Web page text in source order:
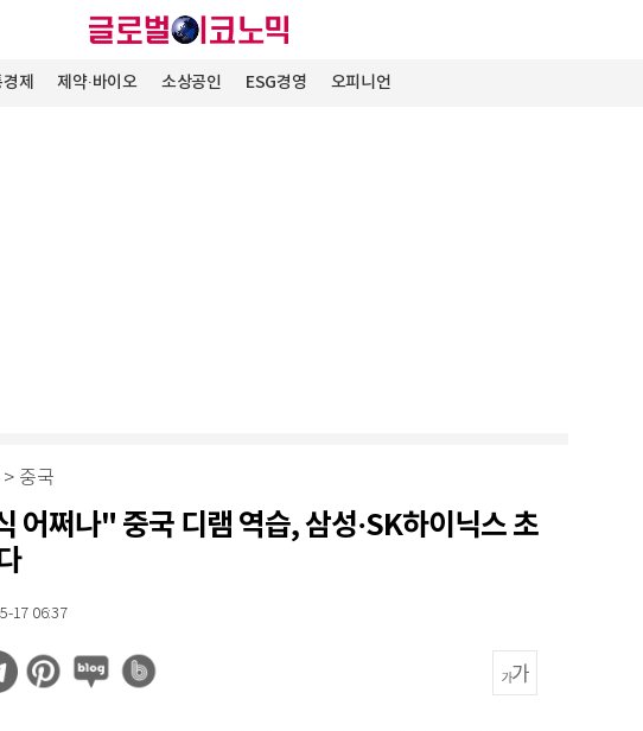
제 제약∙바이오 소상공인 ESG경영 오피니언
> 중국
어쩌나" 중국 디램 역습, 삼성·SK하이닉스 초
17 06:37